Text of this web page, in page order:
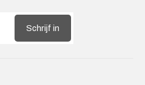
Schrijf in